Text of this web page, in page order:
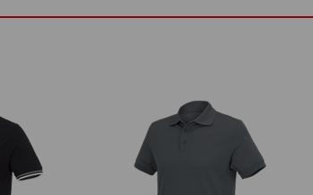
aus angenehm leichtem, weichem
aus hochwertiger Baumwolle
3fach Knopfleiste
Material:
Baumwolle